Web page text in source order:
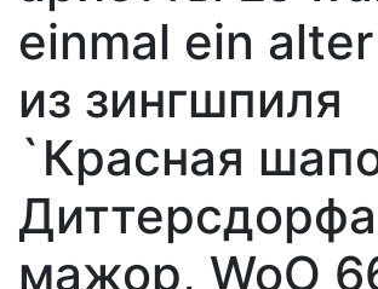
einmal ein
из зингшпиля
`Красная
мажор, WoO